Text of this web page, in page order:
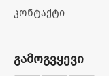
კონტაქტი
გამოგვყევი